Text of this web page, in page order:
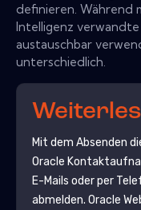
definieren. Während
Intelligenz
austauschbar
unterschiedlich.
Mit dem Absenden
Oracle
E-Mails oder per
abmelden. Oracle